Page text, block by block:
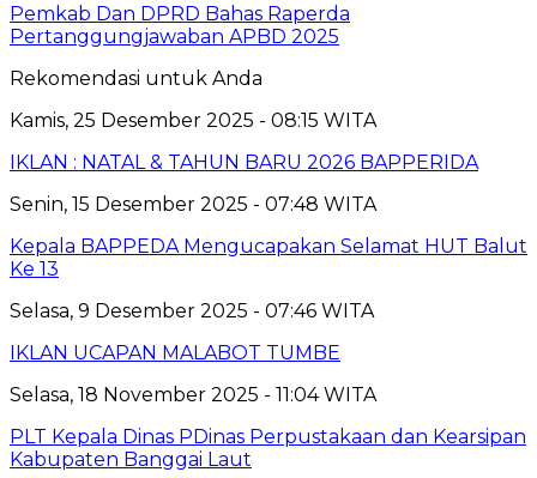
Pemkab Dan DPRD Bahas Raperda
Pertanggungjawaban APBD 2025
Rekomendasi untuk Anda
Kamis, 25 Desember 2025 - 08:15 WITA
IKLAN : NATAL & TAHUN BARU 2026 BAPPERIDA
Senin, 15 Desember 2025 - 07:48 WITA
Kepala BAPPEDA Mengucapakan Selamat HUT Balut
Ke 13
Selasa, 9 Desember 2025 - 07:46 WITA
IKLAN UCAPAN MALABOT TUMBE
Selasa, 18 November 2025 - 11:04 WITA
PLT Kepala Dinas PDinas Perpustakaan dan Kearsipan
Kabupaten Banggai Laut